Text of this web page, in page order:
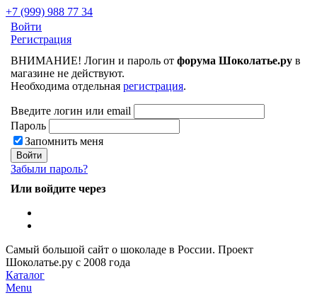
+7 (999) 988 77 34
Войти
Регистрация
ВНИМАНИЕ! Логин и пароль от форума Шоколатье.ру в
магазине не действуют.
Необходима отдельная регистрация.
Введите логин или email
Пароль
Запомнить меня
Забыли пароль?
Или войдите через
Самый большой сайт о шоколаде в России. Проект
Шоколатье.ру с 2008 года
Каталог
Menu